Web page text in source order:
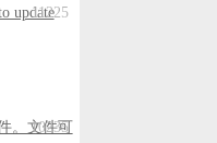
update
11225
。文件可
10235